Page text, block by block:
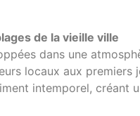
de la vieille ville
dans une
locaux aux premiers
intemporel, créant